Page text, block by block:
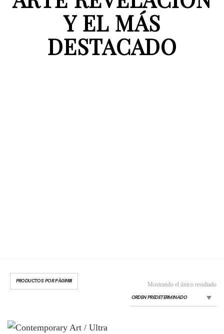
Y EL MÁS
DESTACADO
Mostrando el único resultado